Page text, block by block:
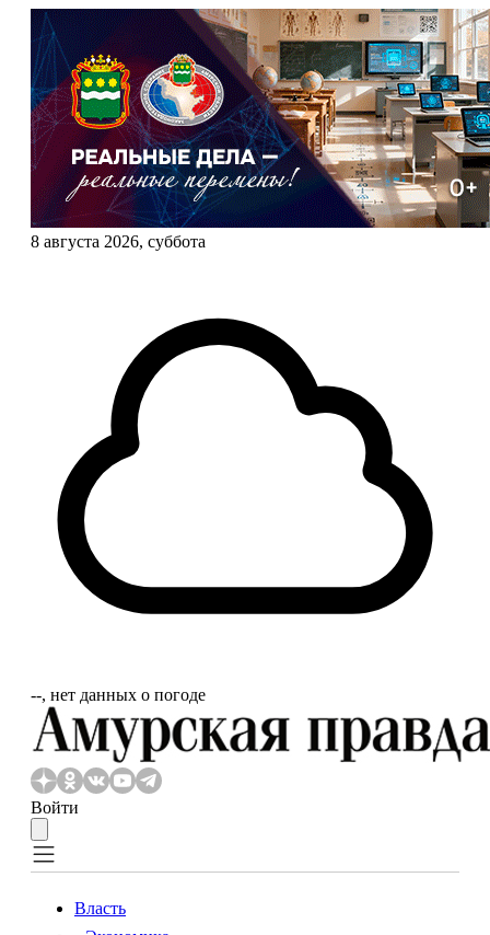
8 августа 2026, суббота
‐‐, нет данных о погоде
Войти
Власть